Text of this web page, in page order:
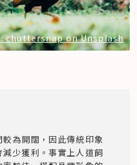
chuttersnap on Unsplash
為開闊，因此傳統印象
少獲利。事實上人道飼